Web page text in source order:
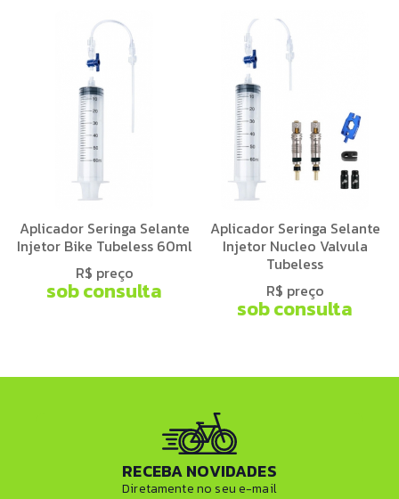
Aplicador Seringa Selante
Injetor Bike Tubeless 60ml
R$ preço
sob consulta
Aplicador Seringa Selante
Injetor Nucleo Valvula
Tubeless
R$ preço
sob consulta
RECEBA NOVIDADES
Diretamente no seu e-mail